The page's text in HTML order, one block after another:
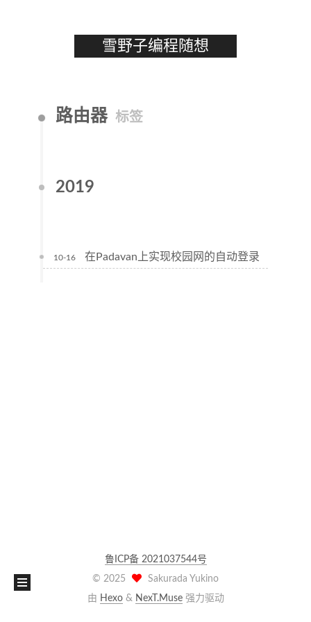
雪野子编程随想
路由器 标签
2019
10-16 在Padavan上实现校园网的自动登录
鲁ICP备 2021037544号
© 2025
Sakurada Yukino
由 Hexo& NexT.Muse强力驱动